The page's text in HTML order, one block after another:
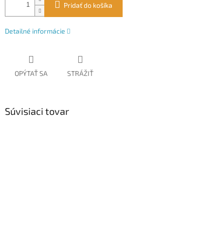
Pridať do košíka
Detailné informácie
OPÝTAŤ SA STRÁŽIŤ
Súvisiaci tovar